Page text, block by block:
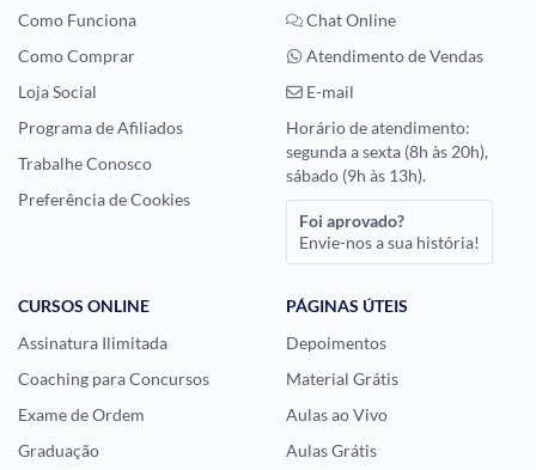
Como Funciona
Como Comprar
Loja Social
Programa de Afiliados
Trabalhe Conosco
Preferência de Cookies
Chat Online
Atendimento de Vendas
E-mail
Horário de atendimento:
segunda a sexta (8h às 20h),
sábado (9h às 13h).
Foi aprovado?
Envie-nos a sua história!
CURSOS ONLINE
Assinatura Ilimitada
Coaching para Concursos
Exame de Ordem
Graduação
PÁGINAS ÚTEIS
Depoimentos
Material Grátis
Aulas ao Vivo
Aulas Grátis